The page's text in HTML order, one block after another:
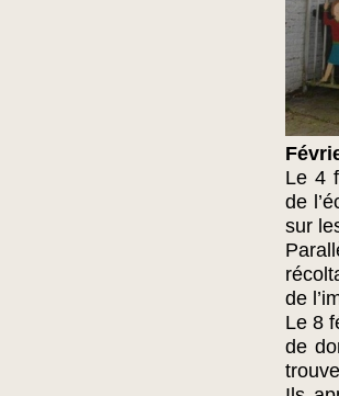
Le 4
de
sur
de
Le 8
de